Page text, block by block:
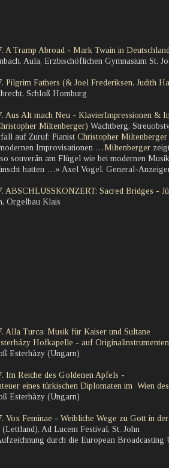
A Tramp Abroad - Mark Twain in
Aula, Erzbischöflichen Gymnasium St.
Pilgrim Fathers (& Joel Frederiksen, Judith
Schloß Homburg
Aus Alt mach Neu - KlavierImpressionen &
Miltenberger) Wachtberg,
auf Zuruf: Pianist Christopher Miltenberger
Improvisationen …Miltenberger
souverän am Flügel wie bei modernen
hatten …» Axel Vogel, General-
ABSCHLUSSKONZERT: Sacred Bridges -
Orgelbau Klais
Alla Turca: Musik für Kaiser und Sultane
Hofkapelle - auf
Esterhàzy (Ungarn)
Im Reiche des Goldenen Apfels -
eines türkischen Diplomaten im Wien
Esterhàzy (Ungarn)
Vox Feminae - Weibliche Wege zu Gott in
(Lettland), Ad Lucem Festival, St. John
durch die European Broadcasting